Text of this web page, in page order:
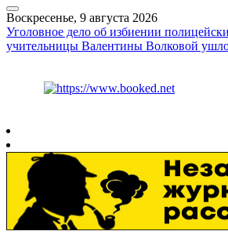
Воскресенье, 9 августа 2026
Уголовное дело об избиении
учительницы Валентины Волковой